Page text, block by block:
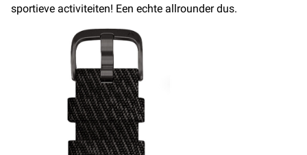
sportieve activiteiten! Een echte allrounder dus.